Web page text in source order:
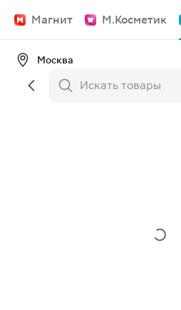
Магнит М.Косметик
Москва